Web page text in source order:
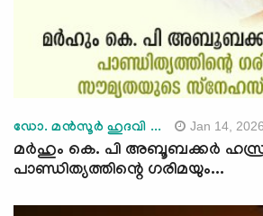
ഡോ. മന്‍സൂര്‍ ഹുദവി ... Jan 14, 2026
മർഹും കെ. പി അബൂബക്കർ
പാണ്ഡിത്യത്തിന്റെ ഗരിമയും...